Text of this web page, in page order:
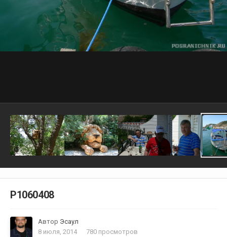
P1060408
Автор Эсаул
8 июля, 2014
780 просмотров